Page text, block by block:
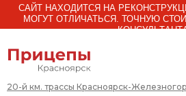
САЙТ НАХОДИТСЯ НА РЕКОНСТРУКЦИИ.
МОГУТ ОТЛИЧАТЬСЯ. ТОЧНУЮ СТОИМОСТЬ
КОНСУЛЬТАНТА
20-й км. трассы Красноярск-